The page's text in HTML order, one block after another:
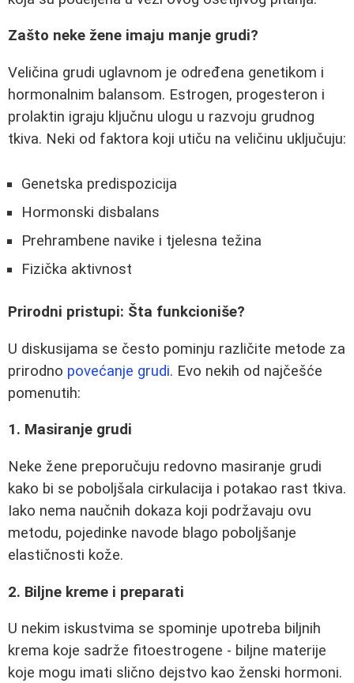
Zašto neke žene imaju manje grudi?
Veličina grudi uglavnom je određena genetikom i
hormonalnim balansom. Estrogen, progesteron i
prolaktin igraju ključnu ulogu u razvoju grudnog
tkiva. Neki od faktora koji utiču na veličinu uključuju:
Genetska predispozicija
Hormonski disbalans
Prehrambene navike i tjelesna težina
Fizička aktivnost
Prirodni pristupi: Šta funkcioniše?
U diskusijama se često pominju različite metode za
prirodno povećanje grudi. Evo nekih od najčešće
pomenutih:
1. Masiranje grudi
Neke žene preporučuju redovno masiranje grudi
kako bi se poboljšala cirkulacija i potakao rast tkiva.
Iako nema naučnih dokaza koji podržavaju ovu
metodu, pojedinke navode blago poboljšanje
elastičnosti kože.
2. Biljne kreme i preparati
U nekim iskustvima se spominje upotreba biljnih
krema koje sadrže fitoestrogene - biljne materije
koje mogu imati slično dejstvo kao ženski hormoni.